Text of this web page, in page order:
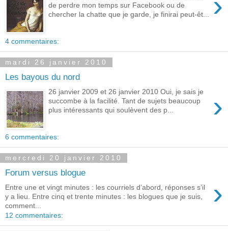
de perdre mon temps sur Facebook ou de
chercher la chatte que je garde, je finirai peut-êt...
4 commentaires:
mardi 26 janvier 2010
Les bayous du nord
›
26 janvier 2009 et 26 janvier 2010 Oui, je sais je
succombe à la facilité. Tant de sujets beaucoup
plus intéressants qui soulèvent des p...
6 commentaires:
mercredi 20 janvier 2010
Forum versus blogue
›
Entre une et vingt minutes : les courriels d’abord, réponses s’il
y a lieu. Entre cinq et trente minutes : les blogues que je suis,
comment...
12 commentaires: